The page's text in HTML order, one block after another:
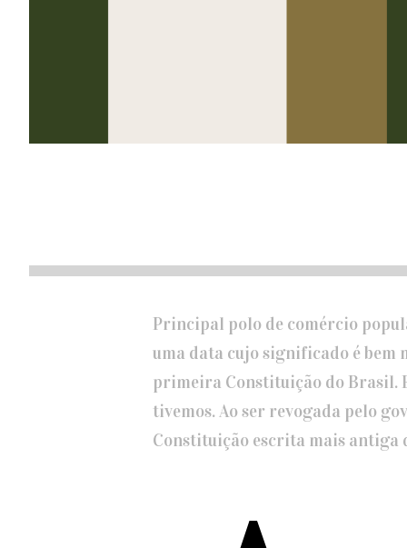
Principal polo de comércio
uma data cujo significado é bem
primeira Constituição do Brasil.
tivemos. Ao ser revogada pelo
Constituição escrita mais antiga